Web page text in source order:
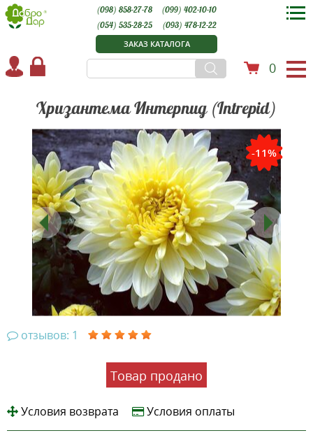
ЗАКАЗ КАТАЛОГА
0
(098) 858-27-78
(099) 402-10-10
(054) 535-28-25
(093) 478-12-22
Хризантема Интерпид (Intrepid)
-11%
отзывов: 1
Товар продано
Условия возврата Условия оплаты